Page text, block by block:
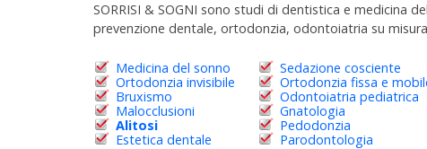
SORRISI & SOGNI sono studi di dentistica e medicina
prevenzione dentale, ortodonzia, odontoiatria su
Medicina del sonno
Ortodonzia invisibile
Bruxismo
Malocclusioni
Alitosi
Estetica dentale
Sedazione cosciente
Ortodonzia fissa e
Odontoiatria pediatrica
Gnatologia
Pedodonzia
Parodontologia